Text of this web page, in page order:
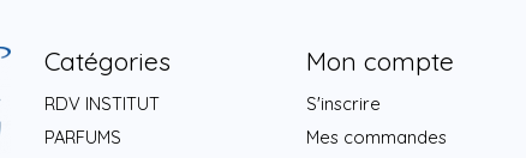
Catégories
RDV INSTITUT
PARFUMS
Mon compte
S'inscrire
Mes commandes